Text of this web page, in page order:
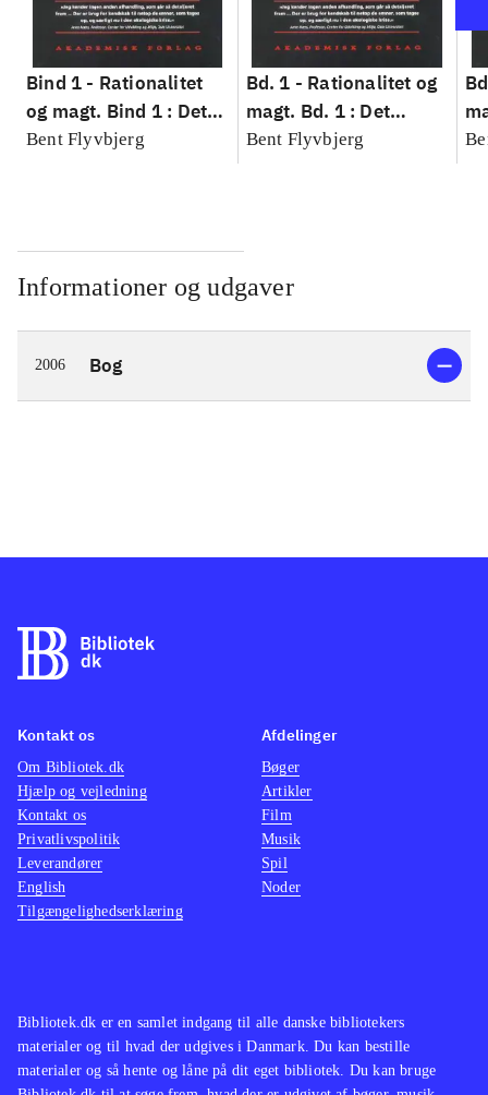
Bind 1 - Rationalitet
og magt. Bind 1 : Det
konkretes videnskab
Bent Flyvbjerg
Bd. 1 - Rationalitet og
magt. Bd. 1 : Det
konkretes videnskab
Bent Flyvbjerg
Informationer og udgaver
2006 Bog
Bibliotek.dk er en samlet indgang til alle danske bibliotekers
materialer og til hvad der udgives i Danmark. Du kan bestille
materialer og så hente og låne på dit eget bibliotek. Du kan bruge
Kontakt os
Om Bibliotek.dk
Hjælp og vejledning
Kontakt os
Privatlivspolitik
Leverandører
English
Tilgængelighedserklæring
Afdelinger
Bøger
Artikler
Film
Musik
Spil
Noder